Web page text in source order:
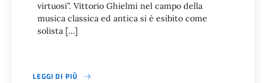
virtuosi”. Vittorio Ghielmi nel campo della
musica classica ed antica si è esibito come
solista […]
LEGGI DI PIÙ